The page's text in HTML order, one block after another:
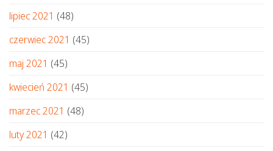
lipiec 2021 (48)
czerwiec 2021 (45)
maj 2021 (45)
kwiecień 2021 (45)
marzec 2021 (48)
luty 2021 (42)